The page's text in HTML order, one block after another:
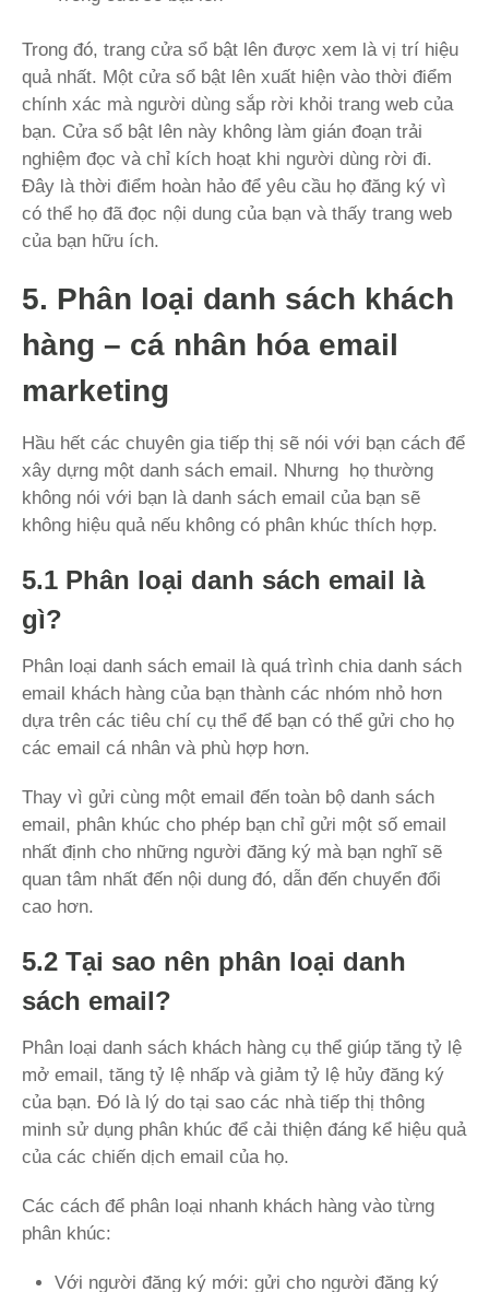
Trong đó, trang cửa sổ bật lên được xem là vị trí hiệu
quả nhất. Một cửa sổ bật lên xuất hiện vào thời điểm
chính xác mà người dùng sắp rời khỏi trang web của
bạn. Cửa sổ bật lên này không làm gián đoạn trải
nghiệm đọc và chỉ kích hoạt khi người dùng rời đi.
Đây là thời điểm hoàn hảo để yêu cầu họ đăng ký vì
có thể họ đã đọc nội dung của bạn và thấy trang web
của bạn hữu ích.
5. Phân loại danh sách khách
hàng – cá nhân hóa email
marketing
Hầu hết các chuyên gia tiếp thị sẽ nói với bạn cách để
xây dựng một danh sách email. Nhưng họ thường
không nói với bạn là danh sách email của bạn sẽ
không hiệu quả nếu không có phân khúc thích hợp.
5.1 Phân loại danh sách email là
gì?
Phân loại danh sách email là quá trình chia danh sách
email khách hàng của bạn thành các nhóm nhỏ hơn
dựa trên các tiêu chí cụ thể để bạn có thể gửi cho họ
các email cá nhân và phù hợp hơn.
Thay vì gửi cùng một email đến toàn bộ danh sách
email, phân khúc cho phép bạn chỉ gửi một số email
nhất định cho những người đăng ký mà bạn nghĩ sẽ
quan tâm nhất đến nội dung đó, dẫn đến chuyển đổi
cao hơn.
5.2 Tại sao nên phân loại danh
sách email?
Phân loại danh sách khách hàng cụ thể giúp tăng tỷ lệ
mở email, tăng tỷ lệ nhấp và giảm tỷ lệ hủy đăng ký
của bạn. Đó là lý do tại sao các nhà tiếp thị thông
minh sử dụng phân khúc để cải thiện đáng kể hiệu quả
của các chiến dịch email của họ.
Các cách để phân loại nhanh khách hàng vào từng
phân khúc:
Với người đăng ký mới: gửi cho người đăng ký